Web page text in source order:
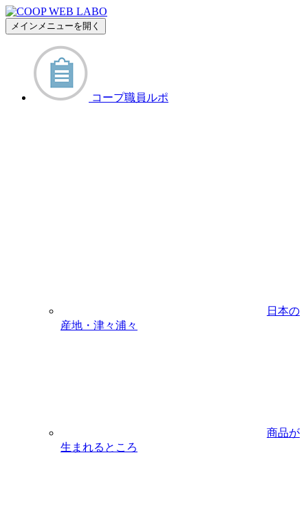
メインメニューを開く
コープ職員ルポ
日本の
産地・津々浦々
商品が
生まれるところ